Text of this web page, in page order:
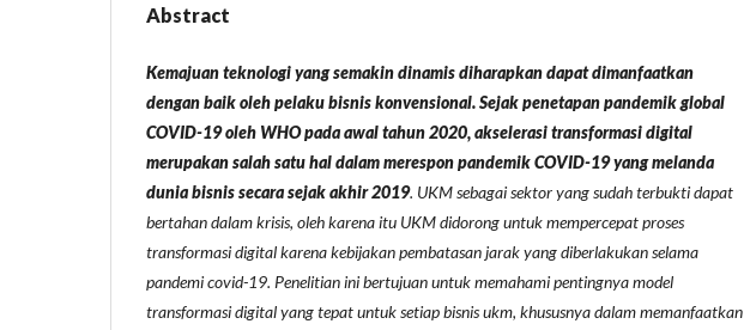
Abstract
Kemajuan teknologi yang semakin dinamis diharapkan dapat dimanfaatkan
dengan baik oleh pelaku bisnis konvensional. Sejak penetapan pandemik global
COVID-19 oleh WHO pada awal tahun 2020, akselerasi transformasi digital
merupakan salah satu hal dalam merespon pandemik COVID-19 yang melanda
dunia bisnis secara sejak akhir 2019. UKM sebagai sektor yang sudah terbukti dapat
bertahan dalam krisis, oleh karena itu UKM didorong untuk mempercepat proses
transformasi digital karena kebijakan pembatasan jarak yang diberlakukan selama
pandemi covid-19. Penelitian ini bertujuan untuk memahami pentingnya model
transformasi digital yang tepat untuk setiap bisnis ukm, khususnya dalam memanfaatkan